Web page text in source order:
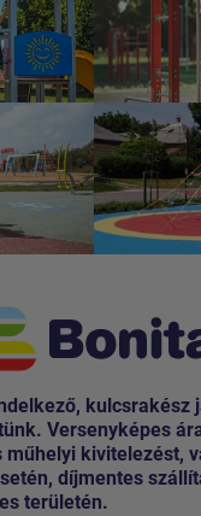
kulcsrakész
Versenyképes
műhelyi kivitelezést,
díjmentes
területén.